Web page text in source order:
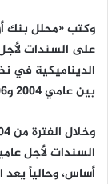
وكتب «محلل بنك
على السندات
الديناميكية في
بين عامي 2004 و2006، وفق «بلومبرغ».